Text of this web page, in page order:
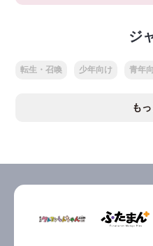
ジ
転生・召喚 少年向け 青年
も